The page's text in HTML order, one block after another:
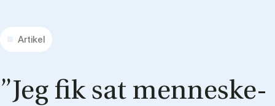
Artikel
”Jeg fik sat men­ne­ske­